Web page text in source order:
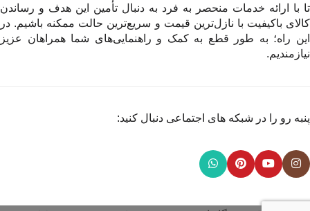
تا با ارائه خدمات منحصر به فرد به دنبال تأمین این هدف و رساندن
کالای باکیفیت با نازل‌ترین قیمت و سریع‌ترین حالت ممکنه باشیم. در
این راه؛ به طور قطع به کمک و راهنمایی‌های شما همراهان عزیز
نیازمندیم.
پنبه رو را در شبکه های اجتماعی دنبال کنید: